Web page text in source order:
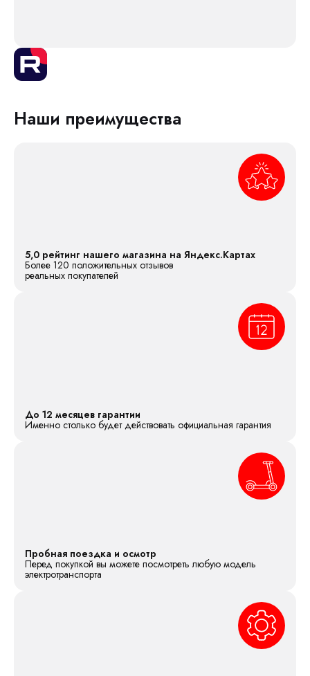
Наши преимущества
5,0 рейтинг нашего магазина на Яндекс.Картах
Более 120 положительных отзывов
реальных покупателей
До 12 месяцев гарантии
Именно столько будет действовать официальная гарантия
Пробная поездка и осмотр
Перед покупкой вы можете посмотреть любую модель
электротранспорта